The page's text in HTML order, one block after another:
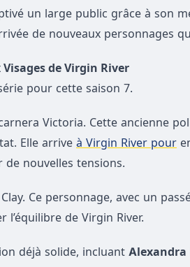
un large public grâce à son
de nouveaux personnages
de Virgin River
pour cette saison 7.
Victoria. Cette ancienne
Elle arrive à Virgin River pour
nouvelles tensions.
Ce personnage, avec un
de Virgin River.
déjà solide, incluant Alexandra